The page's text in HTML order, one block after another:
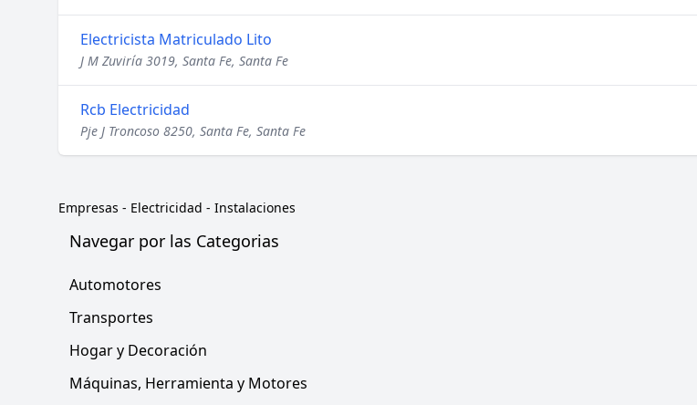
Electricista Matriculado Lito
J M Zuviría 3019, Santa Fe, Santa Fe
Rcb Electricidad
Pje J Troncoso 8250, Santa Fe, Santa Fe
Empresas - Electricidad - Instalaciones
Navegar por las Categorias
Automotores
Transportes
Hogar y Decoración
Máquinas, Herramienta y Motores